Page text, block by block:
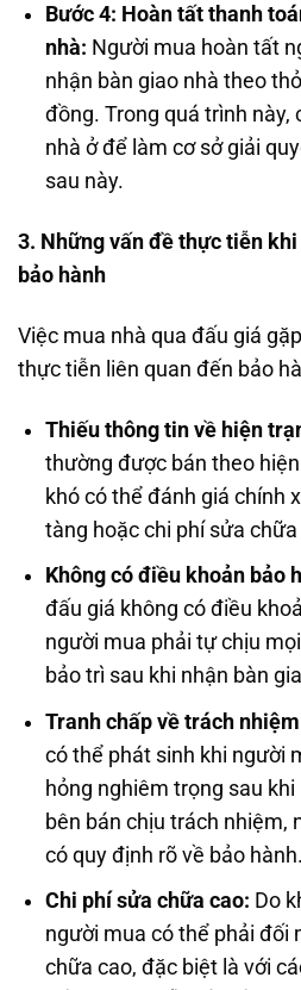
Bước 4: Hoàn tất thanh
nhà: Người mua hoàn tất
nhận bàn giao nhà theo
đồng. Trong quá trình này,
nhà ở để làm cơ sở giải
sau này.
3. Những vấn đề thực tiễn
bảo hành
Việc mua nhà qua đấu giá
thực tiễn liên quan đến bảo
Thiếu thông tin về hiện
thường được bán theo
khó có thể đánh giá chính
tàng hoặc chi phí sửa
Không có điều khoản bảo
đấu giá không có điều
người mua phải tự chịu
bảo trì sau khi nhận bàn
Tranh chấp về trách
có thể phát sinh khi người
hỏng nghiêm trọng sau
bên bán chịu trách nhiệm,
có quy định rõ về bảo hành.
Chi phí sửa chữa cao: Do
người mua có thể phải đối
chữa cao, đặc biệt là với